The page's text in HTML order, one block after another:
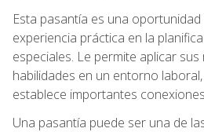
Esta pasantía es una
experiencia práctica en la
especiales. Le permite aplicar
habilidades en un entorno
establece importantes
Una pasantía puede ser una de